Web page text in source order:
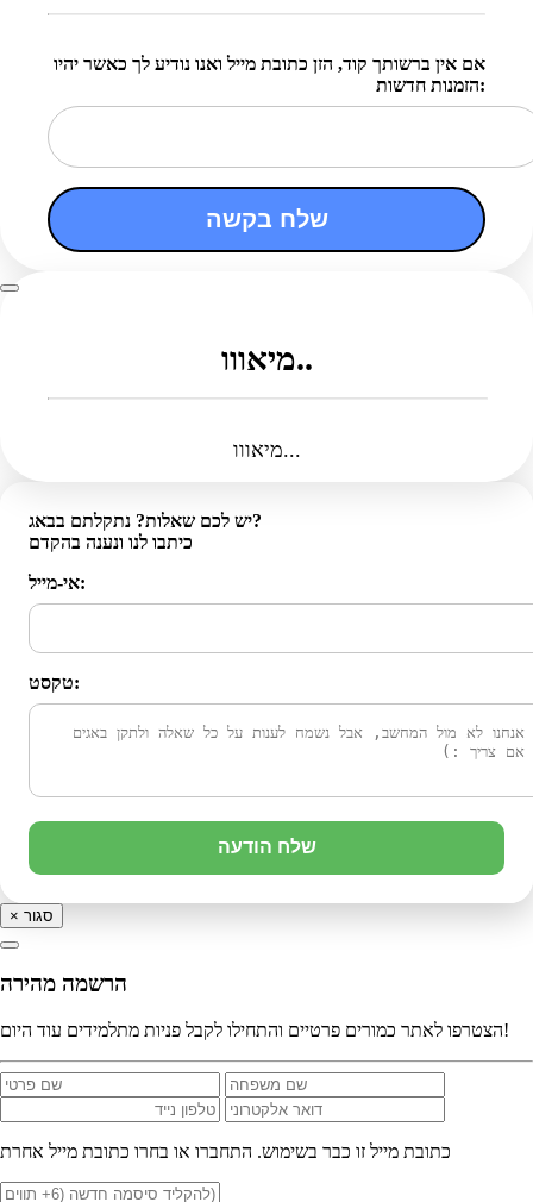
אם אין ברשותך קוד, הזן כתובת מייל ואנו נודיע לך כאשר יהיו
הזמנות חדשות:
שלח בקשה
מיאווו..
מיאווו...
יש לכם שאלות? נתקלתם בבאג?
כיתבו לנו ונענה בהקדם
אי-מייל:
טקסט:
שלח הודעה
× סגור
הרשמה מהירה
הצטרפו לאתר כמורים פרטיים והתחילו לקבל פניות מתלמידים עוד היום!
כתובת מייל זו כבר בשימוש. התחברו או בחרו כתובת מייל אחרת